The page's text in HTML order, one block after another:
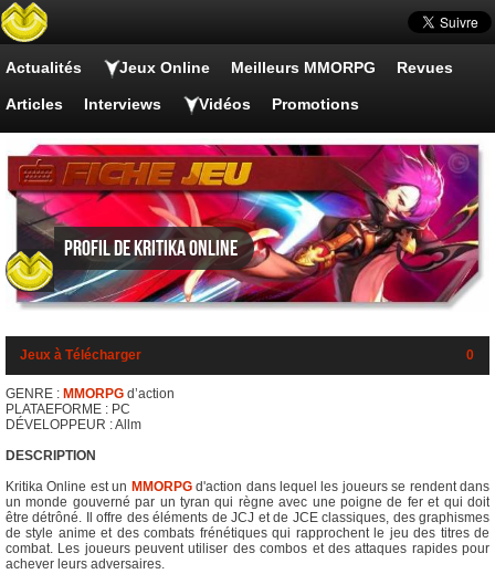
Actualités Jeux Online Meilleurs MMORPG Revues
Articles Interviews Vidéos Promotions
Profil de Kritika Online
Jeux à Télécharger 0
GENRE : MMORPG d’action
PLATAEFORME : PC
DÉVELOPPEUR : Allm
DESCRIPTION
Kritika Online est un MMORPGd'action dans lequel les joueurs se rendent dans
un monde gouverné par un tyran qui règne avec une poigne de fer et qui doit
être détrôné. Il offre des éléments de JCJ et de JCE classiques, des graphismes
de style anime et des combats frénétiques qui rapprochent le jeu des titres de
combat. Les joueurs peuvent utiliser des combos et des attaques rapides pour
achever leurs adversaires.